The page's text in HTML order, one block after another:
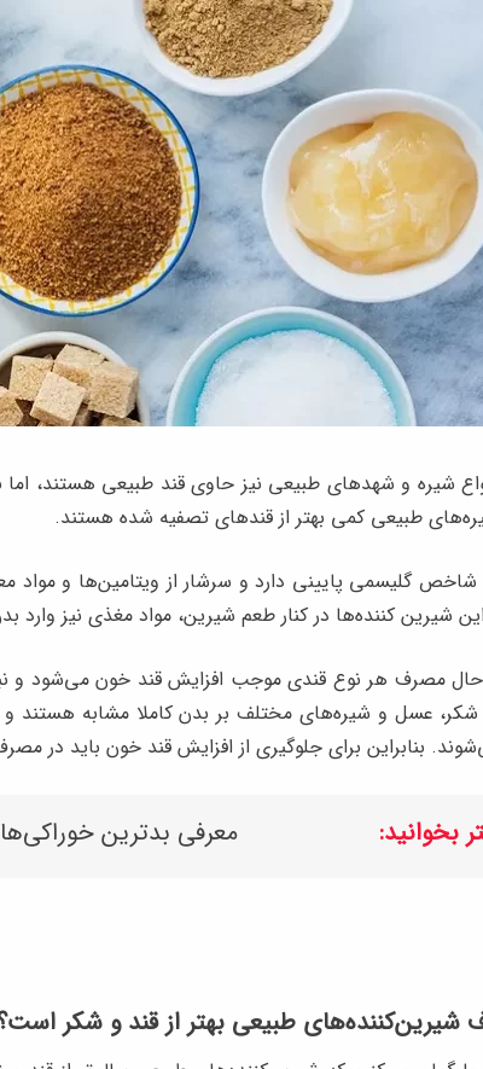
شیره و شهدهای طبیعی نیز حاوی قند طبیعی هستند، اما
طبیعی کمی بهتر از قندهای تصفیه شده هستند.
شاخص گلیسمی پایینی دارد و سرشار از ویتامین‌ها و
شیرین کننده‌ها در کنار طعم شیرین، مواد مغذی نیز
حال مصرف هر نوع قندی موجب افزایش قند خون می‌شود و
شکر، عسل و شیره‌های مختلف بر بدن کاملا مشابه
بنابراین برای جلوگیری از افزایش قند خون باید در
بخوانید: معرفی بدترین
شیرین‌کننده‌های طبیعی بهتر از قند و شکر